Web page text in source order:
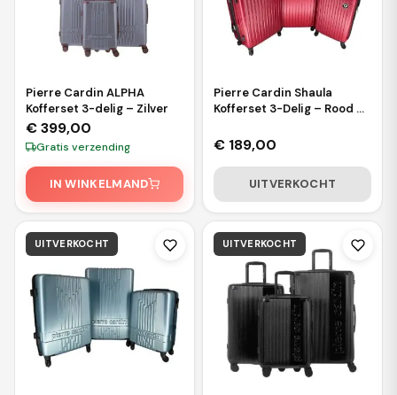
Pierre Cardin ALPHA
Kofferset 3-delig – Zilver
€399,00
Gratis verzending
IN WINKELMAND
Pierre Cardin Shaula
Kofferset 3-Delig – Rood –
Cijferslot – 55/65/75 cm
€ 189,00
UITVERKOCHT
UITVERKOCHT UITVERKOCHT